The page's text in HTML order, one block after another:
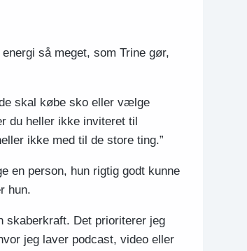
så meget, som Trine gør,
skal købe sko eller vælge
du heller ikke inviteret til
ikke med til de store ting.”
en person, hun rigtig godt kunne
hun.
skaberkraft. Det prioriterer jeg
jeg laver podcast, video eller